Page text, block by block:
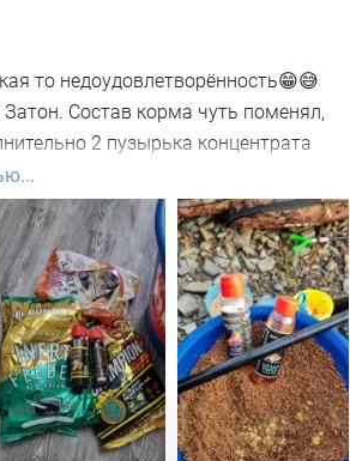
то недоудовлетворённость😁😅
Состав корма чуть поменял,
2 пузырька концентрата
в ямке с лёгкой обраткой. На
на кукурузу.
но результат меня порадовал.
подсачка - несколько сходов и
Леска 0.148 🤗. На поклёвках с